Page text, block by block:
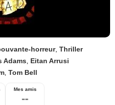
horreur, Thriller
Adams
Eitan Arrusi
Tom Bell
Mes amis
--